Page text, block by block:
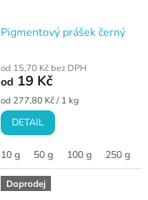
Pigmentový prášek černý
od 15,70 Kč bez DPH
od 19 Kč
Měrná
cena:
od 277,80 Kč / 1 kg
DETAIL
10 g 50 g 100 g 250 g
Doprodej